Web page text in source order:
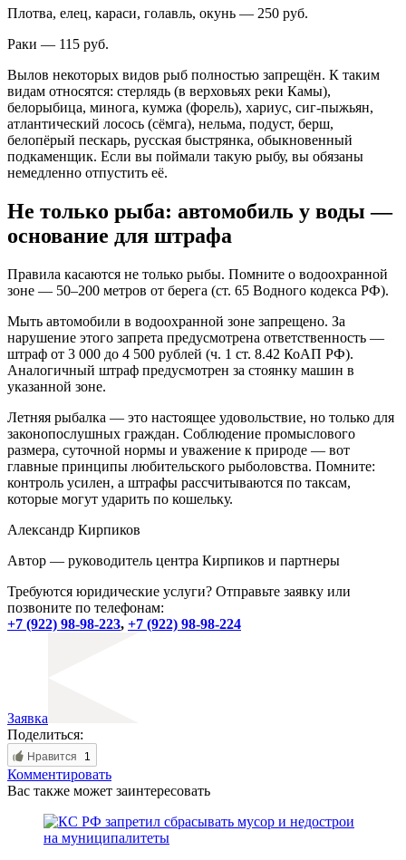
Плотва, елец, караси, голавль, окунь — 250 руб.
Раки — 115 руб.
Вылов некоторых видов рыб полностью запрещён. К таким
видам относятся: стерлядь (в верховьях реки Камы),
белорыбица, минога, кумжа (форель), хариус, сиг-пыжьян,
атлантический лосось (сёмга), нельма, подуст, берш,
белопёрый пескарь, русская быстрянка, обыкновенный
подкаменщик. Если вы поймали такую рыбу, вы обязаны
немедленно отпустить её.
Не только рыба: автомобиль у воды —
основание для штрафа
Правила касаются не только рыбы. Помните о водоохранной
зоне — 50–200 метров от берега (ст. 65 Водного кодекса РФ).
Мыть автомобили в водоохранной зоне запрещено. За
нарушение этого запрета предусмотрена ответственность —
штраф от 3 000 до 4 500 рублей (ч. 1 ст. 8.42 КоАП РФ).
Аналогичный штраф предусмотрен за стоянку машин в
указанной зоне.
Летняя рыбалка — это настоящее удовольствие, но только для
законопослушных граждан. Соблюдение промыслового
размера, суточной нормы и уважение к природе — вот
главные принципы любительского рыболовства. Помните:
контроль усилен, а штрафы рассчитываются по таксам,
которые могут ударить по кошельку.
Александр Кирпиков
Автор — руководитель центра Кирпиков и партнеры
Требуются юридические услуги? Отправьте заявку или
позвоните по телефонам:
+7 (922) 98-98-223, +7 (922) 98-98-224
Заявка
Поделиться:
Нравится 1
Комментировать
Вас также может заинтересовать